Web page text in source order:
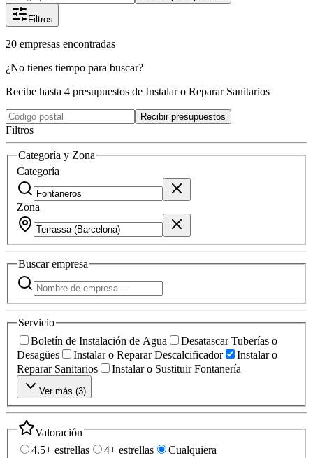
Filtros
20 empresas encontradas
¿No tienes tiempo para buscar?
Recibe hasta 4 presupuestos de Instalar o Reparar Sanitarios
Recibir presupuestos
Filtros
Categoría y Zona
Categoría
Zona
Buscarempresa
Servicio
Boletín de Instalación de Agua
Desatascar Tuberías o
Desagües
Instalar o Reparar Descalcificador
Instalar o
Reparar Sanitarios
Instalar o Sustituir Fontanería
Ver más (3)
Valoración
4.5+ estrellas
4+ estrellas Cualquiera